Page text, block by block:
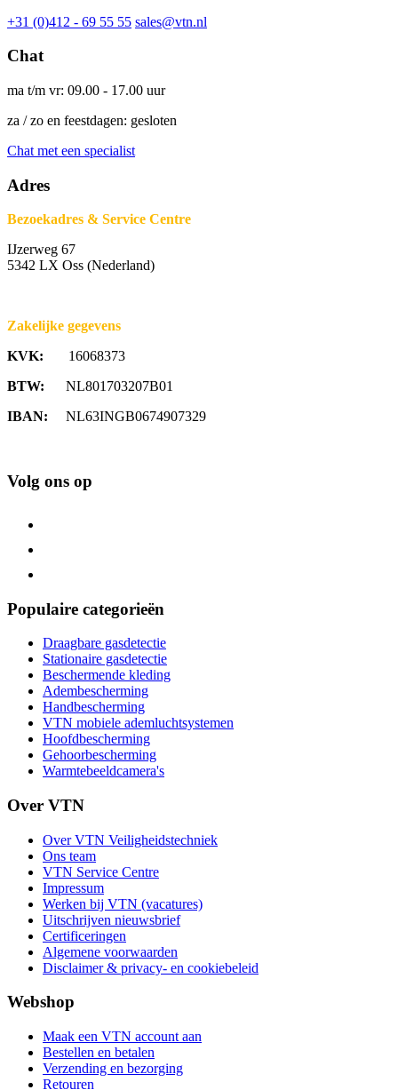
+31 (0)412 - 69 55 55 sales@vtn.nl
Chat
ma t/m vr: 09.00 - 17.00 uur
za / zo en feestdagen: gesloten
Chat met een specialist
Adres
Bezoekadres & Service Centre
IJzerweg 67
5342 LX Oss (Nederland)
Zakelijke gegevens
KVK: 16068373
BTW: NL801703207B01
IBAN: NL63INGB0674907329
Volg ons op
Populaire categorieën
Draagbare gasdetectie
Stationaire gasdetectie
Beschermende kleding
Adembescherming
Handbescherming
VTN mobiele ademluchtsystemen
Hoofdbescherming
Gehoorbescherming
Warmtebeeldcamera's
Over VTN
Over VTN Veiligheidstechniek
Ons team
VTN Service Centre
Impressum
Werken bij VTN (vacatures)
Uitschrijven nieuwsbrief
Certificeringen
Algemene voorwaarden
Disclaimer & privacy- en cookiebeleid
Webshop
Maak een VTN account aan
Bestellen en betalen
Verzending en bezorging
Retouren